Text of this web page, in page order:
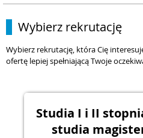
Wybierz rekrutację
Wybierz rekrutację, która Cię
ofertę lepiej spełniającą Twoje
Studia I i II
studia